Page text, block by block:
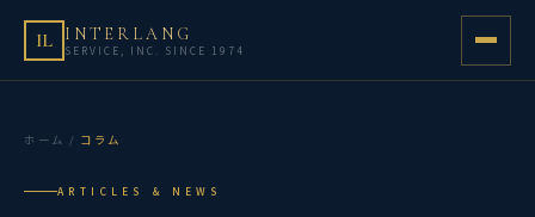
IL INTERLANG
SERVICE, INC. SINCE 1974
ホーム / コラム
ARTICLES & NEWS